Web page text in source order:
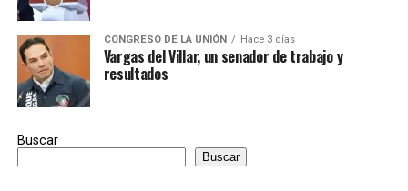
CONGRESO DE LA UNIÓN Hace 3 días
Vargas del Villar, un senador de trabajo y
resultados
Buscar
Buscar